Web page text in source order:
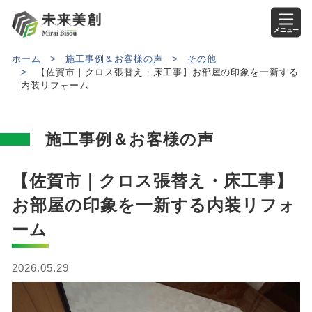
メニュー
ホーム > 施工事例＆お客様の声 >
その他
>
【佐賀市｜クロス張替え・床工事】お部屋の印象を一新する
内装リフォーム
施工事例＆お客様の声
【佐賀市｜クロス張替え・床工事】
お部屋の印象を一新する内装リフォ
ーム
2026.05.29